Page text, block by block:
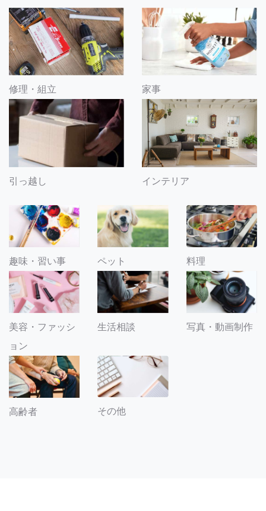
修理・組立 家事
引っ越し インテリア
趣味・習い事 ペット 料理
美容・ファッシ
ョン
生活相談 写真・動画制作
高齢者 その他